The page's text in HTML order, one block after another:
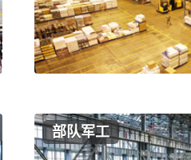
部队军工